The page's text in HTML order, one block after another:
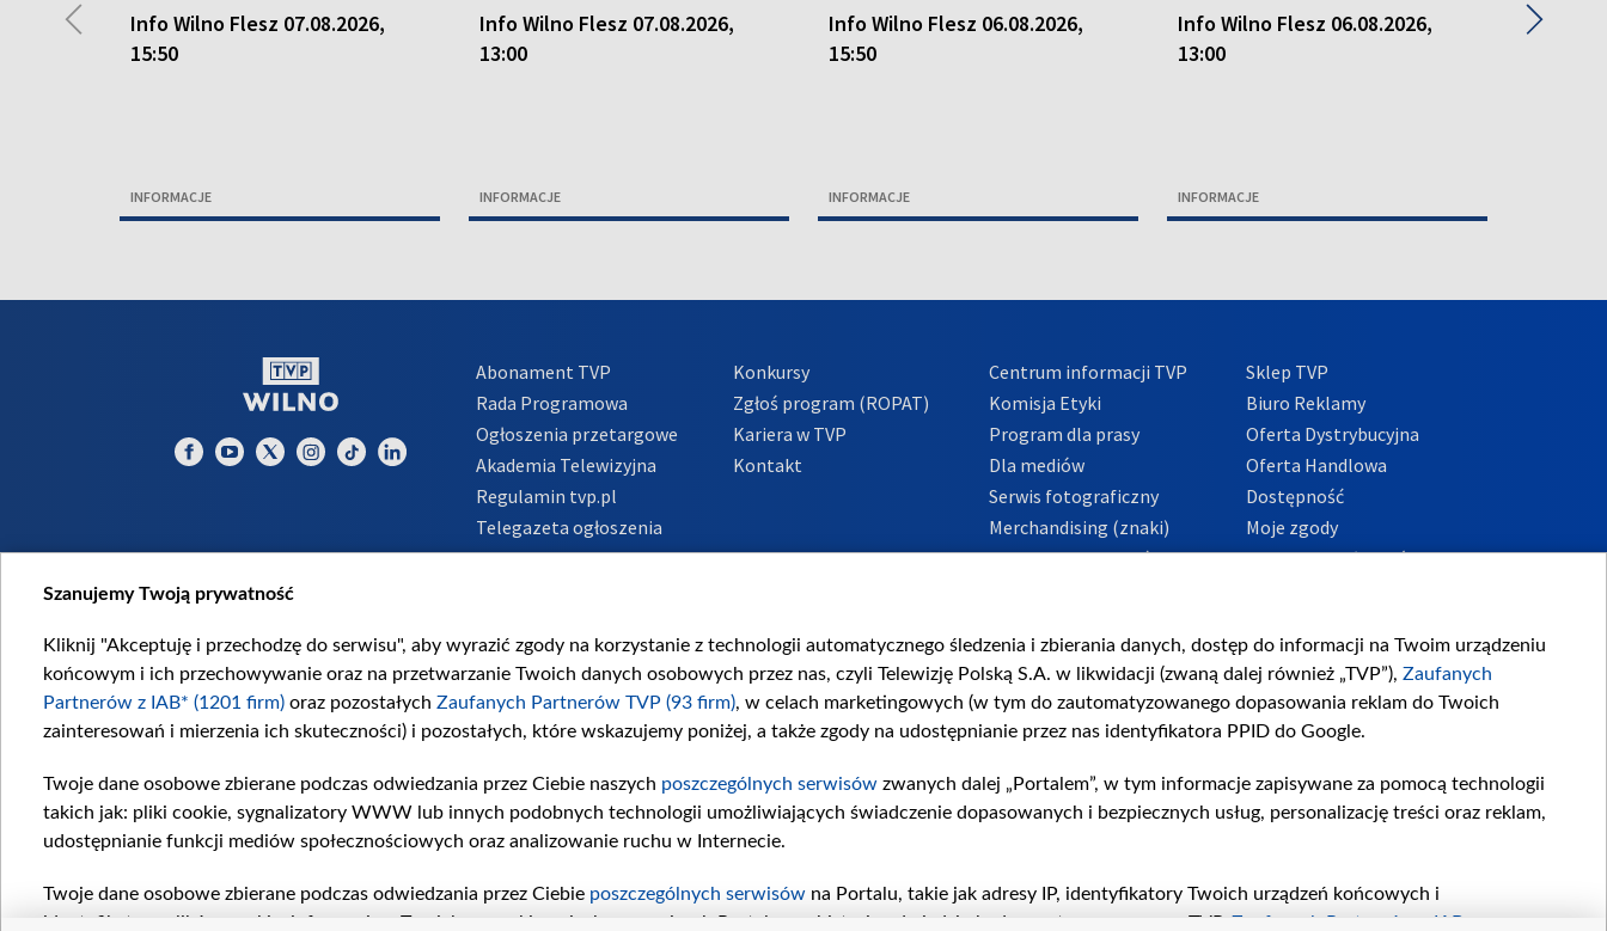
Info Wilno Flesz 07.08.2026,
15:50
INFORMACJE
Info Wilno Flesz 07.08.2026,
13:00
INFORMACJE
Info Wilno Flesz 06.08.2026,
15:50
INFORMACJE
Info Wilno Flesz 06.08.2026,
13:00
INFORMACJE
Info
◀ ▶
Abonament TVP
Rada Programowa
Ogłoszenia przetargowe
Akademia Telewizyjna
Regulamin tvp.pl
Telegazeta ogłoszenia
Informacje o nadawcy
Konkursy
Zgłoś program (ROPAT)
Kariera w TVP
Kontakt
Centrum informacji TVP
Komisja Etyki
Program dla prasy
Dla mediów
Serwis fotograficzny
Merchandising (znaki)
Polityka Prywatności
Sklep TVP
Biuro Reklamy
Oferta Dystrybucyjna
Oferta Handlowa
Dostępność
Moje zgody
Procedura zgłoszeń
Szanujemy Twoją prywatność
Kliknij "Akceptuję i przechodzę do serwisu", aby wyrazić zgody na korzystanie z technologii automatycznego śledzenia i zbierania danych, dostęp do informacji na Twoim urządzeniu
końcowym i ich przechowywanie oraz na przetwarzanie Twoich danych osobowych przez nas, czyli Telewizję Polską S.A. w likwidacji (zwaną dalej również „TVP”), Zaufanych
Partnerów z IAB* (1201 firm) oraz pozostałych Zaufanych Partnerów TVP (93 firm), w celach marketingowych (w tym do zautomatyzowanego dopasowania reklam do Twoich
zainteresowań i mierzenia ich skuteczności) i pozostałych, które wskazujemy poniżej, a także zgody na udostępnianie przez nas identyfikatora PPID do Google.
Twoje dane osobowe zbierane podczas odwiedzania przez Ciebie naszych poszczególnych serwisów zwanych dalej „Portalem”, w tym informacje zapisywane za pomocą technologii
takich jak: pliki cookie, sygnalizatory WWW lub innych podobnych technologii umożliwiających świadczenie dopasowanych i bezpiecznych usług, personalizację treści oraz reklam,
udostępnianie funkcji mediów społecznościowych oraz analizowanie ruchu w Internecie.
Twoje dane osobowe zbierane podczas odwiedzania przez Ciebie poszczególnych serwisów na Portalu, takie jak adresy IP, identyfikatory Twoich urządzeń końcowych i
identyfikatory plików cookie, informacje o Twoich wyszukiwaniach w serwisach Portalu czy historia odwiedzin będą przetwarzane przez TVP, Zaufanych Partnerów z IAB